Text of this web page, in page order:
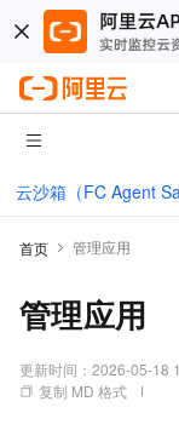
云沙箱（FC Agent
首页 管理应用
管理应用
更新时间： 2026-05-18
复制 MD 格式